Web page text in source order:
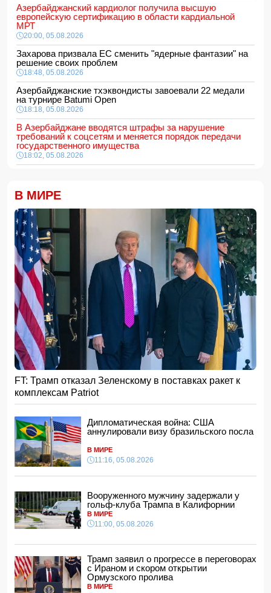
Азербайджанский кардиолог получила высшую
европейскую сертификацию в области кардиальной
МРТ
20:00, 05.08.2026
Захарова призвала ЕС сменить "ядерные фантазии" на
решение своих проблем
18:48, 05.08.2026
Азербайджанские тхэквондисты завоевали 22 медали
на турнире Batumi Open
18:18, 05.08.2026
В Азербайджане вводятся штрафы за нарушение
требований к соцсетям и меняется порядок передачи
государственного имущества
18:02, 05.08.2026
18:00, 05.08.2026
Арестован муж известной ведущей Нигяр Фархад
16:48, 05.08.2026
В Баку мужчина арестован за дебош на кладбище
16:28, 05.08.2026
ВНИМАНИЮ
желающих приобрести новое, полностью
отремонтированное жилье
16:16, 05.08.2026
Определён минимальный порог суммы электронных
переводов
16:00, 05.08.2026
Хикмет Гаджиев: Азербайджан доказал приверженность
мирному процессу с Арменией на практике
15:48, 05.08.2026
УЕФА ввел новые правила по желтым карточкам в
еврокубках
15:28, 05.08.2026
15:08, 05.08.2026
Тахир Будагов посетил Азербайджанское общество
Красного Полумесяца
15:00, 05.08.2026
Ученые предложили амбициозный план по спасению
14:48, 05.08.2026
МИД России обвинил Киев в попытках усилить
эскалацию конфликта
14:34, 05.08.2026
Судья Верховного суда Азербайджана вышел на
В МИРЕ
FT: Трамп отказал Зеленскому в поставках ракет к
комплексам Patriot
Дипломатическая война: США
аннулировали визу бразильского посла
В МИРЕ
11:16, 05.08.2026
Вооруженного мужчину задержали у
гольф-клуба Трампа в Калифорнии
В МИРЕ
11:00, 05.08.2026
Трамп заявил о прогрессе в переговорах
с Ираном и скором открытии
Ормузского пролива
В МИРЕ